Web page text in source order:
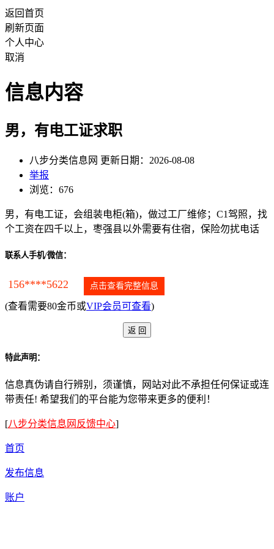
返回首页
刷新页面
个人中心
取消
信息内容
男，有电工证求职
八步分类信息网 更新日期：2026-08-08
举报
浏览：676
男，有电工证，会组装电柜(箱)，做过工厂维修；C1驾照，找
个工资在四千以上，枣强县以外需要有住宿，保险勿扰电话
联系人手机/微信：
156****5622 点击查看完整信息
(查看需要80金币或VIP会员可查看)
特此声明：
信息真伪请自行辨别，须谨慎，网站对此不承担任何保证或连
带责任! 希望我们的平台能为您带来更多的便利！
[八步分类信息网反馈中心]
首页
发布信息
账户